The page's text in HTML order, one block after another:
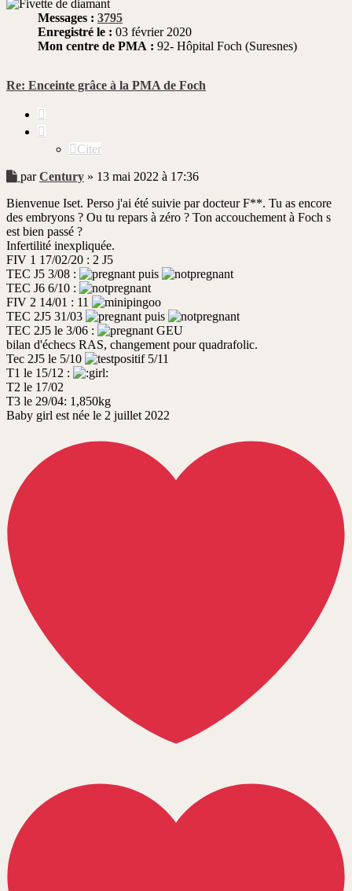
Messages : 3795
Enregistré le : 03 février 2020
Mon centre de PMA : 92- Hôpital Foch (Suresnes)
Re: Enceinte grâce à la PMA de Foch
Citer
Message
lu
parCentury » 13 mai 2022 à 17:36
Bienvenue Iset. Perso j'ai été suivie par docteur F**. Tu as encore
des embryons ? Ou tu repars à zéro ? Ton accouchement à Foch s
est bien passé ?
Infertilité inexpliquée.
FIV 1 17/02/20 : 2 J5
TEC J5 3/08 :
puis
TEC J6 6/10 :
FIV 2 14/01 : 11
TEC 2J5 31/03
puis
TEC 2J5 le 3/06 :
GEU
bilan d'échecs RAS, changement pour quadrafolic.
Tec 2J5 le 5/10
5/11
T1 le 15/12 :
T2 le 17/02
T3 le 29/04: 1,850kg
Baby girl est née le 2 juillet 2022